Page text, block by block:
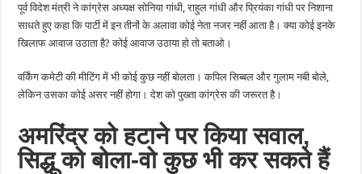
पूर्व विदेश मंत्री ने कांग्रेस अध्यक्ष सोनिया गांधी, राहुल गांधी और प्रियंका गांधी पर निशाना
साधते हुए कहा कि पार्टी में इन तीनों के अलावा कोई नेता नजर नहीं आता है। क्या कोई इनके
खिलाफ आवाज उठाता है? कोई आवाज उठाया हो तो बताओ।
वर्किंग कमेटी की मीटिंग में भी कोई कुछ नहीं बोलता। कपिल सिब्बल और गुलाम नबी बोले,
लेकिन उसका कोई असर नहीं होगा। देश को पुख्ता कांग्रेस की जरूरत है।
अमरिंदर को हटाने पर किया सवाल,
सिद्धू को बोला-वो कुछ भी कर सकते हैं